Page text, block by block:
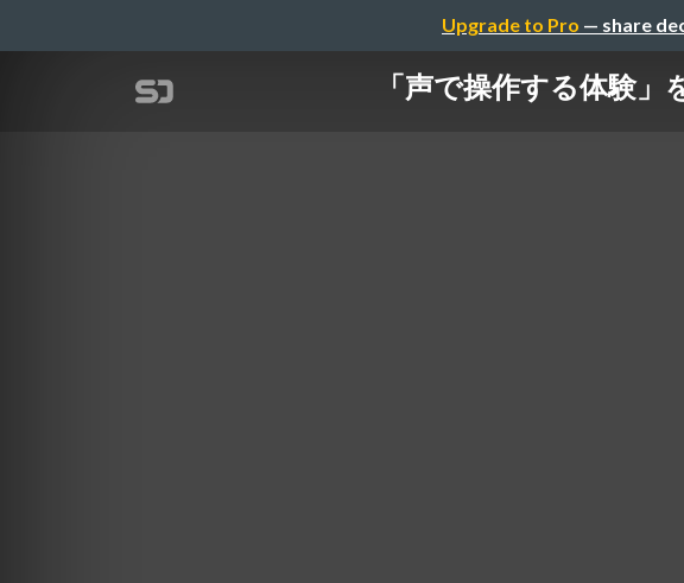
Upgrade to Pro — share
「声で操作する体験